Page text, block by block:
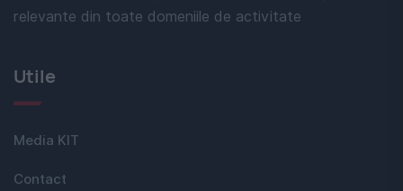
relevante din toate domeniile de activitate
Utile
Media KIT
Contact